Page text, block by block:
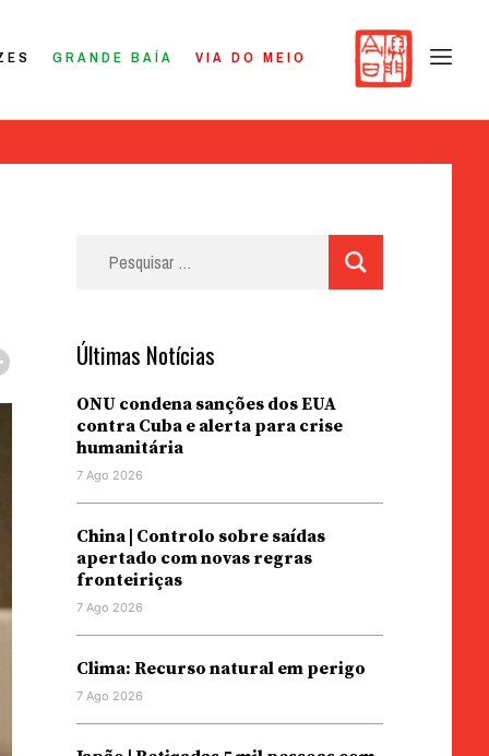
GRANDE BAÍA VIA DO MEIO
Últimas Notícias
ONU condena sanções dos EUA
contra Cuba e alerta para crise
humanitária
7 Ago 2026
China | Controlo sobre saídas
apertado com novas regras
fronteiriças
7 Ago 2026
Clima: Recurso natural em perigo
7 Ago 2026